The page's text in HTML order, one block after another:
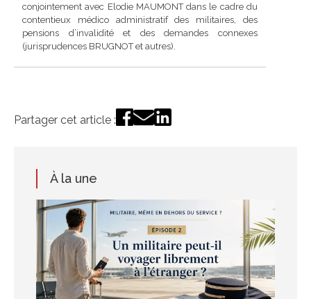
conjointement avec Elodie MAUMONT dans le cadre du
contentieux médico administratif des militaires, des
pensions d’invalidité et des demandes connexes
(jurisprudences BRUGNOT et autres).
Partager cet article :
À la une